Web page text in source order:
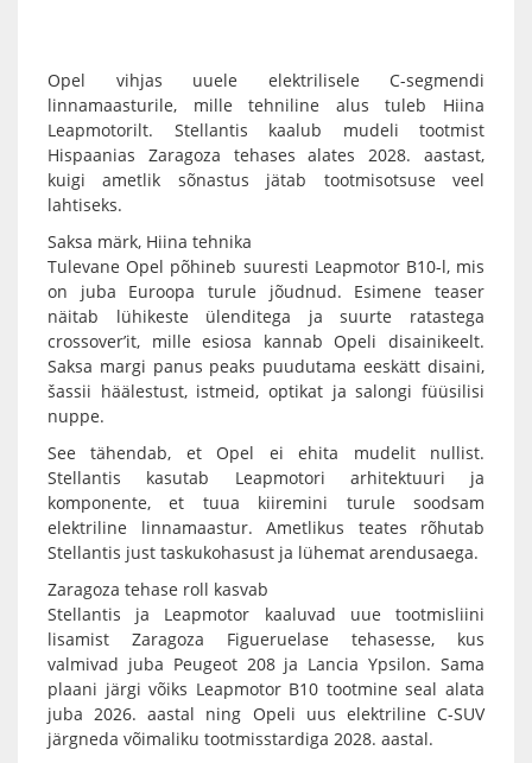
Opel vihjas uuele elektrilisele C-segmendi
linnamaasturile, mille tehniline alus tuleb Hiina
Leapmotorilt. Stellantis kaalub mudeli tootmist
Hispaanias Zaragoza tehases alates 2028. aastast,
kuigi ametlik sõnastus jätab tootmisotsuse veel
lahtiseks.
Saksa märk, Hiina tehnika
Tulevane Opel põhineb suuresti Leapmotor B10-l, mis
on juba Euroopa turule jõudnud. Esimene teaser
näitab lühikeste ülenditega ja suurte ratastega
crossover’it, mille esiosa kannab Opeli disainikeelt.
Saksa margi panus peaks puudutama eeskätt disaini,
šassii häälestust, istmeid, optikat ja salongi füüsilisi
nuppe.
See tähendab, et Opel ei ehita mudelit nullist.
Stellantis kasutab Leapmotori arhitektuuri ja
komponente, et tuua kiiremini turule soodsam
elektriline linnamaastur. Ametlikus teates rõhutab
Stellantis just taskukohasust ja lühemat arendusaega.
Zaragoza tehase roll kasvab
Stellantis ja Leapmotor kaaluvad uue tootmisliini
lisamist Zaragoza Figueruelase tehasesse, kus
valmivad juba Peugeot 208 ja Lancia Ypsilon. Sama
plaani järgi võiks Leapmotor B10 tootmine seal alata
juba 2026. aastal ning Opeli uus elektriline C-SUV
järgneda võimaliku tootmisstardiga 2028. aastal.